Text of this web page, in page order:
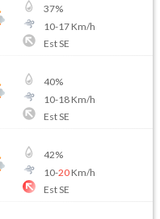
37%
10-17Km/h
Est SE
40%
10-18Km/h
Est SE
42%
10-20Km/h
Est SE